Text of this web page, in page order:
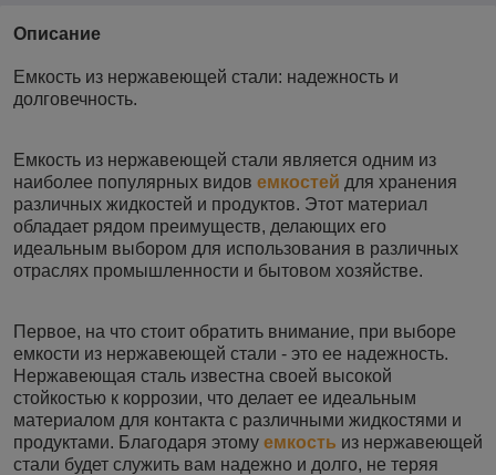
Описание
Емкость из нержавеющей стали: надежность и
долговечность.
Емкость из нержавеющей стали является одним из
наиболее популярных видов емкостей для хранения
различных жидкостей и продуктов. Этот материал
обладает рядом преимуществ, делающих его
идеальным выбором для использования в различных
отраслях промышленности и бытовом хозяйстве.
Первое, на что стоит обратить внимание, при выборе
емкости из нержавеющей стали - это ее надежность.
Нержавеющая сталь известна своей высокой
стойкостью к коррозии, что делает ее идеальным
материалом для контакта с различными жидкостями и
продуктами. Благодаря этому емкость из нержавеющей
стали будет служить вам надежно и долго, не теряя